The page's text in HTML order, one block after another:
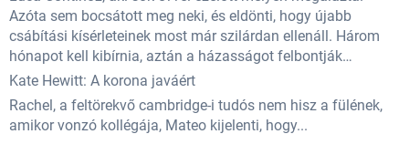
Azóta sem bocsátott meg neki, és eldönti, hogy újabb
csábítási kísérleteinek most már szilárdan ellenáll. Három
hónapot kell kibírnia, aztán a házasságot felbontják…
Kate Hewitt: A korona javáért
Rachel, a feltörekvő cambridge-i tudós nem hisz a fülének,
amikor vonzó kollégája, Mateo kijelenti, hogy...